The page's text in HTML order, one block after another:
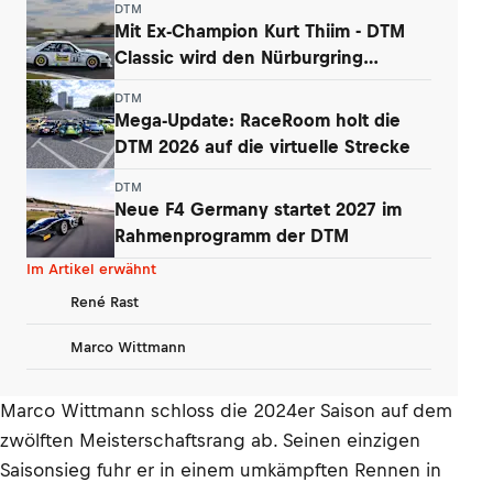
DTM
Mit Ex-Champion Kurt Thiim - DTM
Classic wird den Nürburgring
DTM
Mega-Update: RaceRoom holt die
DTM 2026 auf die virtuelle Strecke
DTM
Neue F4 Germany startet 2027 im
Rahmenprogramm der DTM
Im Artikel erwähnt
René Rast
Marco Wittmann
Marco Wittmann schloss die 2024er Saison auf dem
zwölften Meisterschaftsrang ab. Seinen einzigen
Saisonsieg fuhr er in einem umkämpften Rennen in